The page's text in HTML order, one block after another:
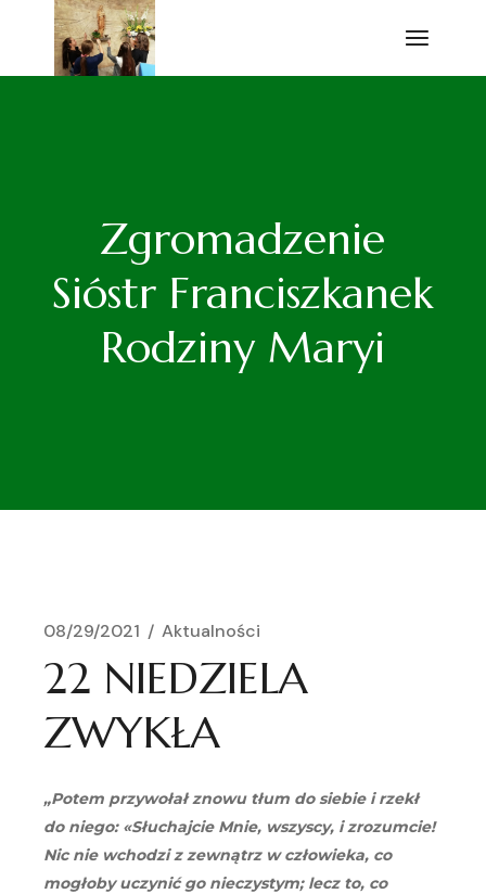
Przejdź
Zgromadzenie
Sióstr Franciszkanek
Rodziny Maryi
08/29/2021 Aktualności
22 NIEDZIELA
ZWYKŁA
„Potem przywołał znowu tłum do siebie i rzekł
do niego: «Słuchajcie Mnie, wszyscy, i zrozumcie!
Nic nie wchodzi z zewnątrz w człowieka, co
mogłoby uczynić go nieczystym; lecz to, co